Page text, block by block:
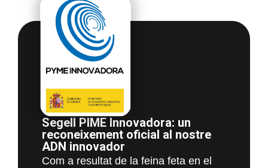
Segell PIME Innovadora: un
reconeixement oficial al nostre
ADN innovador
Com a resultat de la feina feta en el